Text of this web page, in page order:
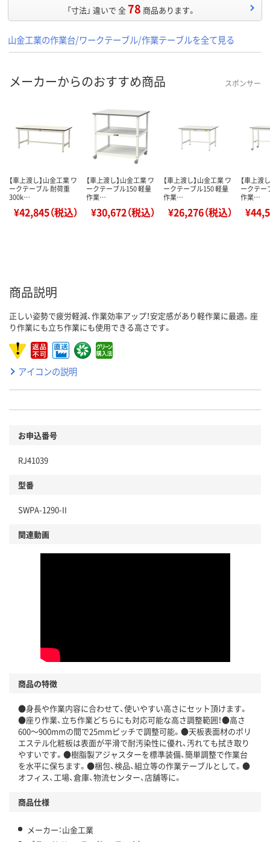
「寸法」 違いで 全78 商品あります。
山金工業の作業台/ワークテーブル/作業テーブルを全て見る
メーカーからのおすすめ商品 スポンサー
【車上渡し】山金工業 ワ
ークテーブル 耐荷重
300k…
¥42,845（税込）
【車上渡し】山金工業 ワ
ークテーブル150 軽量
作業…
¥30,672（税込）
【車上渡し】山金工業 ワ
ークテーブル150 軽量
作業…
¥26,276（税込）
【車上渡
ークテー
作業…
商品説明
正しい姿勢で疲労軽減、作業効率アップ！安定感があり軽作業に最適。座
り作業にも立ち作業にも使用できる高さです。
アイコンの説明
お申込番号
RJ41039
型番
SWPA-1290-II
関連動画
商品の特徴
●身長や作業内容に合わせて、使いやすい高さにセット頂けます。
●座り作業、立ち作業どちらにも対応可能な高さ調整範囲！●高さ
600～900mmの間で25mmピッチで調整可能。●天板表面材のポリ
エステル化粧板は表面が平滑で耐汚染性に優れ、汚れても拭き取り
やすいです。●樹脂製アジャスターを標準装備、簡単調整で作業台
を水平に保ちます。●梱包、検品、組立等の作業テーブルとして。●
オフィス、工場、倉庫、物流センター、店舗等に。
商品仕様
メーカー：山金工業